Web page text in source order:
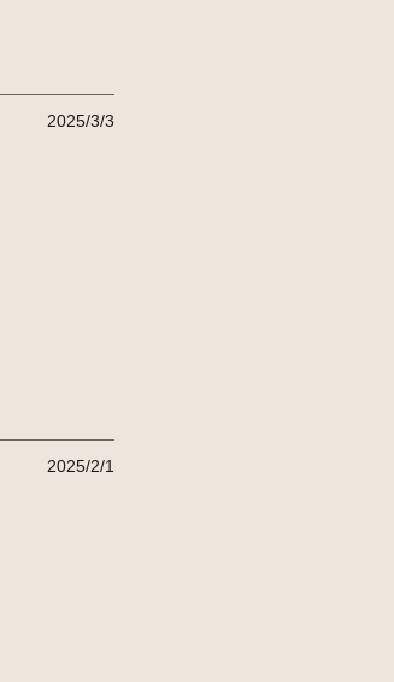
2025/3/3
2025/2/1